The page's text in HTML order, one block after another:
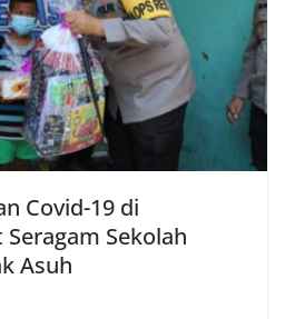
Covid-19 di
Sekolah
Asuh